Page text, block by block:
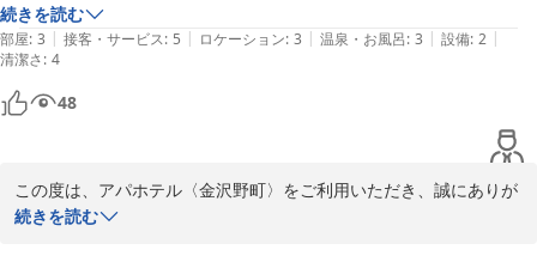
スタッフの方がとても親切で、バイク駐車場の件で配慮してもらい、有
難かったです。
続きを読む
部屋: 3 | 接客・サービス: 5 | ロケーション: 3 | 温泉・お風呂: 3 | 設備: 2 |
清潔さ: 4
48
この度は、アパホテル〈金沢野町〉をご利用いただき、誠にありが
とうございます。
続きを読む